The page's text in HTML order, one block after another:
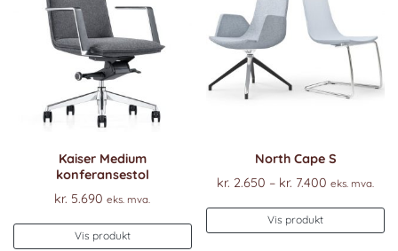
Kaiser Medium
konferansestol
kr. 5.690 eks. mva.
Vis produkt
North Cape S
kr. 2.650 – kr. 7.400
kr. 7.400
eks. mva.
Vis produkt